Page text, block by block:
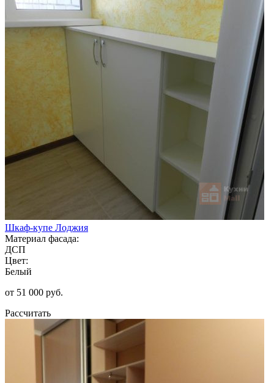
Шкаф-купе Лоджия
Материал фасада:
ДСП
Цвет:
Белый
от 51 000 руб.
Рассчитать